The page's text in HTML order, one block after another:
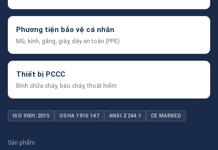
Phương tiện bảo vệ cá nhân
Mũ, kính, găng, giày, dây an toàn (PPE)
Thiết bị PCCC
Bình chữa cháy, báo cháy, thoát hiểm
ISO 9001:2015 OSHA 1910.147 ANSI Z244.1 CE MARKED
Sản phẩm